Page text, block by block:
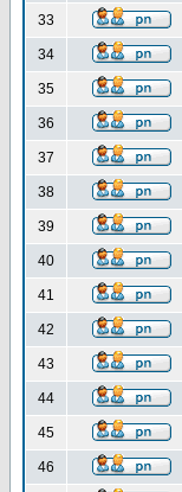
33
34
35
36
37
38
39
40
41
42
43
44
45
46